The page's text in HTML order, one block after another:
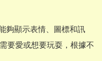
夠顯示表情、圖標和訊
要愛或想要玩耍，根據不